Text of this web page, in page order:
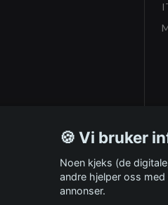
🍪 Vi bruker
Noen kjeks (de
andre hjelper oss
annonser.